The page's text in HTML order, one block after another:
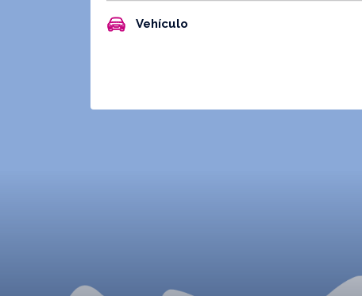
Vehículo